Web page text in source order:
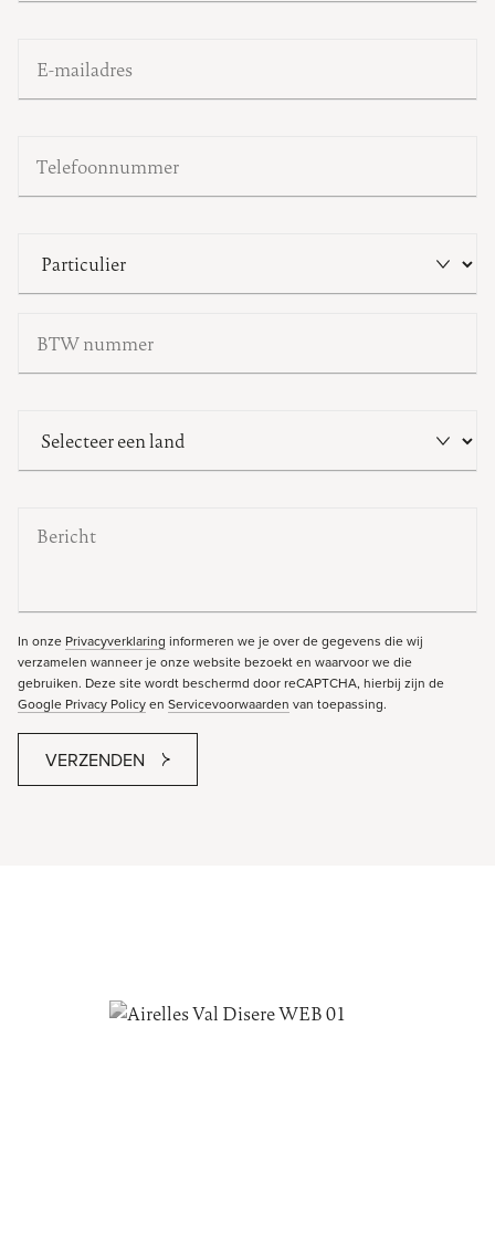
In onze Privacyverklaring informeren we je over de gegevens die wij
verzamelen wanneer je onze website bezoekt en waarvoor we die
gebruiken. Deze site wordt beschermd door reCAPTCHA, hierbij zijn de
Google Privacy Policyen Servicevoorwaarden van toepassing.
VERZENDEN